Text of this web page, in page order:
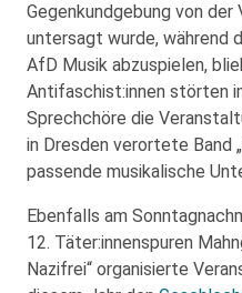
Gegenkundgebung von der
untersagt wurde, während
AfD Musik abzuspielen,
Antifaschist:innen störten
Sprechchöre die
in Dresden verortete Band
passende musikalische
Ebenfalls am
12. Täter:innenspuren
Nazifrei“ organisierte